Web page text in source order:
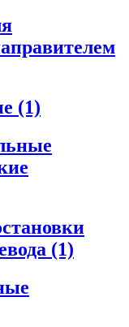
(1)
(1)